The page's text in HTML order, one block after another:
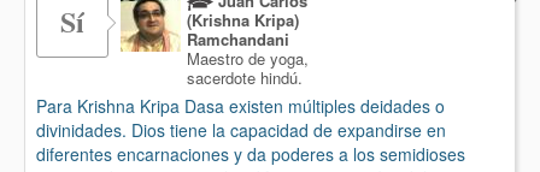
Sí
(Krishna Kripa)
Ramchandani
Maestro de yoga,
sacerdote hindú.
Para Krishna Kripa Dasa existen múltiples deidades o
divinidades. Dios tiene la capacidad de expandirse en
diferentes encarnaciones y da poderes a los semidioses